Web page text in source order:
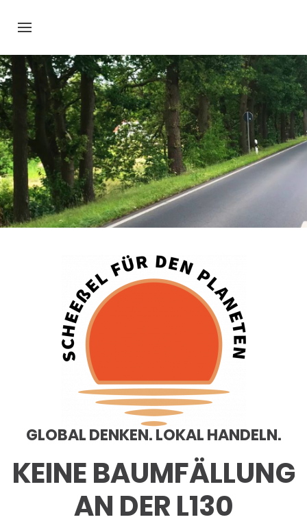
GLOBAL DENKEN. LOKAL HANDELN.
KEINE BAUMFÄLLUNG
AN DER L130